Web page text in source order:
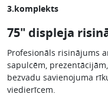
3.komplekts
75″ displeja
Profesionāls risinājums
sapulcēm,
bezvadu savienojuma
viedierīcem.